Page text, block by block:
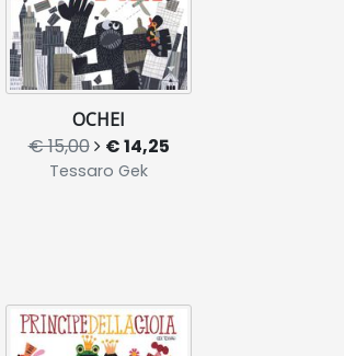
OCHEI
€ 15,00 € 14,25
Tessaro Gek